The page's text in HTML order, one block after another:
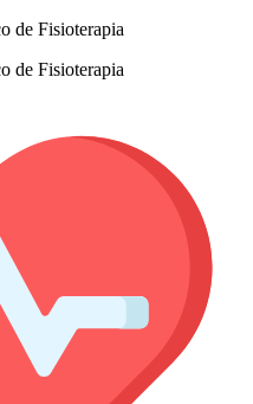
de Fisioterapia
de Fisioterapia